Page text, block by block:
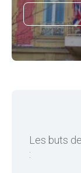
Les buts
: